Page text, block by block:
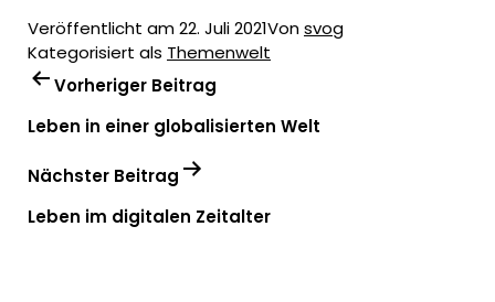
Veröffentlicht am22. Juli 2021Vonsvog
Kategorisiert als Themenwelt
BEITRAGSNAVIGATION
Vorheriger Beitrag
Leben in einer globalisierten Welt
Nächster Beitrag
Leben im digitalen Zeitalter